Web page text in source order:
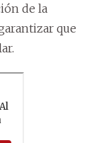
de la
que